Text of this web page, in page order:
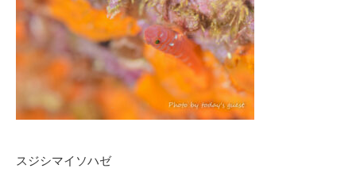
スジシマイソハゼ